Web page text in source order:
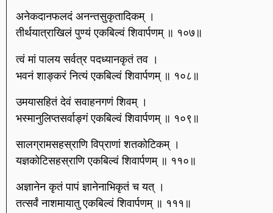
अनेकदानफलदं अनन्तसुकृतादिकम् ।
तीर्थयात्राखिलं पुण्यं एकबिल्वं शिवार्पणम् ॥ १०७॥
त्वं मां पालय सर्वत्र पदध्यानकृतं तव ।
भवनं शाङ्करं नित्यं एकबिल्वं शिवार्पणम् ॥ १०८॥
उमयासहितं देवं सवाहनगणं शिवम् ।
भस्मानुलिप्तसर्वाङ्गं एकबिल्वं शिवार्पणम् ॥ १०९॥
सालग्रामसहस्राणि विप्राणां शतकोटिकम् ।
यज्ञकोटिसहस्राणि एकबिल्वं शिवार्पणम् ॥ ११०॥
अज्ञानेन कृतं पापं ज्ञानेनाभिकृतं च यत् ।
तत्सर्वं नाशमायातु एकबिल्वं शिवार्पणम् ॥ १११॥